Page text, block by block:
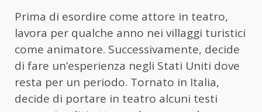
Prima di esordire come attore in teatro,
lavora per qualche anno nei villaggi turistici
come animatore. Successivamente, decide
di fare un’esperienza negli Stati Uniti dove
resta per un periodo. Tornato in Italia,
decide di portare in teatro alcuni testi